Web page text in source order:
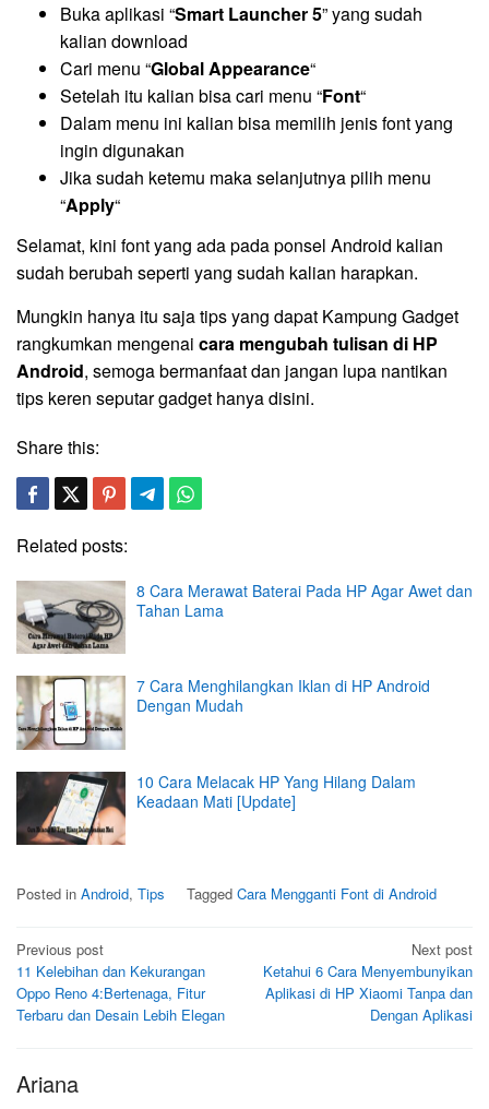
Buka aplikasi “Smart Launcher 5” yang sudah
kalian download
Cari menu “Global Appearance“
Setelah itu kalian bisa cari menu “Font“
Dalam menu ini kalian bisa memilih jenis font yang
ingin digunakan
Jika sudah ketemu maka selanjutnya pilih menu
“Apply“
Selamat, kini font yang ada pada ponsel Android kalian
sudah berubah seperti yang sudah kalian harapkan.
Mungkin hanya itu saja tips yang dapat Kampung Gadget
rangkumkan mengenai cara mengubah tulisan di HP
Android, semoga bermanfaat dan jangan lupa nantikan
tips keren seputar gadget hanya disini.
Share this:
Related posts:
8 Cara Merawat Baterai Pada HP Agar Awet dan
Tahan Lama
7 Cara Menghilangkan Iklan di HP Android
Dengan Mudah
10 Cara Melacak HP Yang Hilang Dalam
Keadaan Mati [Update]
Posted in Android, Tips Tagged Cara Mengganti Font di Android
Post
navigation
Previous post
11 Kelebihan dan Kekurangan
Oppo Reno 4:Bertenaga, Fitur
Terbaru dan Desain Lebih Elegan
Next post
Ketahui 6 Cara Menyembunyikan
Aplikasi di HP Xiaomi Tanpa dan
Dengan Aplikasi
Ariana